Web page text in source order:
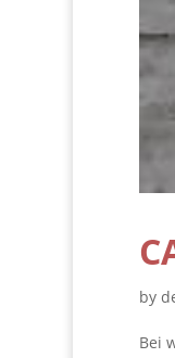
by
Bei